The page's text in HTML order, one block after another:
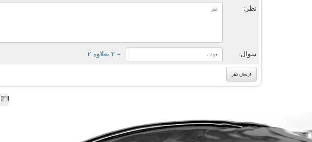
نظر:
سوال: = ۲ بعلاوه ۲